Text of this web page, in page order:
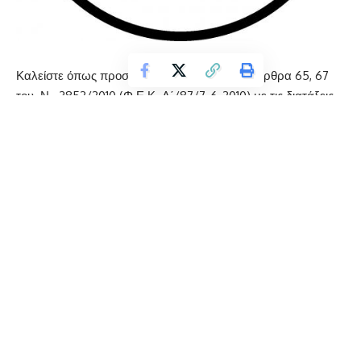
Καλείστε όπως προσέλθετε, σύμφωνα με τα άρθρα 65, 67
του Ν. 3852/2010 (Φ.Ε.Κ. Α΄/87/7-6-2010) με τις διατάξεις